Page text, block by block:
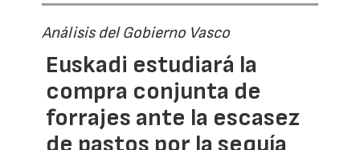
Análisis del Gobierno Vasco
Euskadi estudiará la
compra conjunta de
forrajes ante la escasez